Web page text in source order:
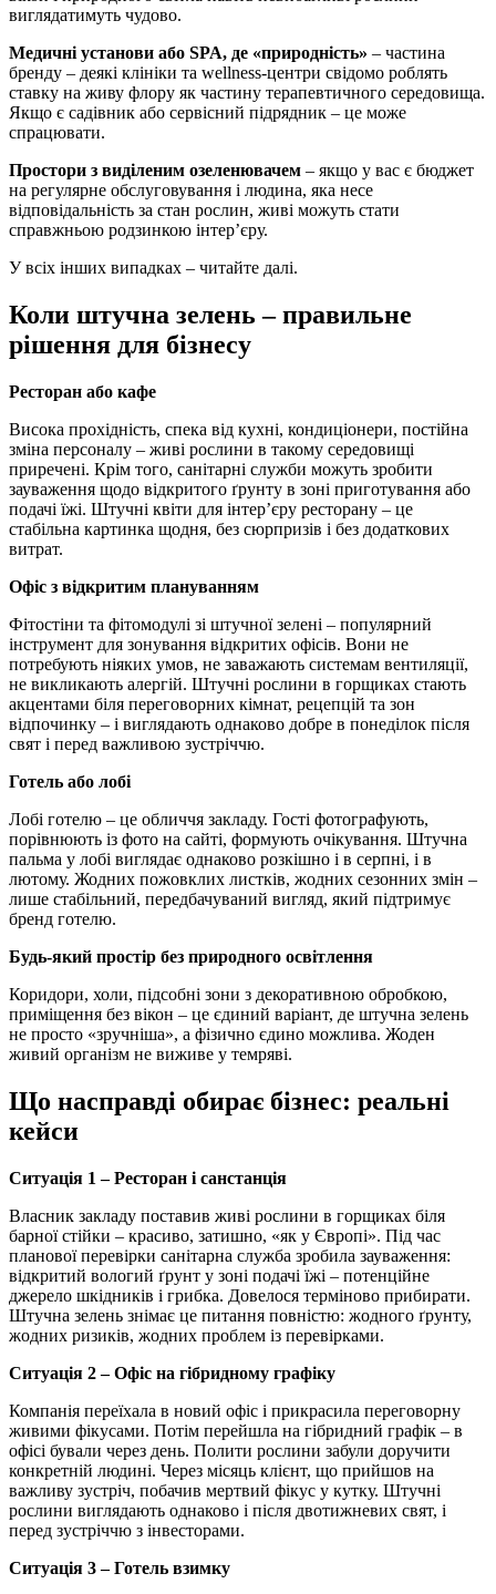
виглядатимуть чудово.
Медичні установи або SPA, де «природність» – частина
бренду – деякі клініки та wellness-центри свідомо роблять
ставку на живу флору як частину терапевтичного середовища.
Якщо є садівник або сервісний підрядник – це може
спрацювати.
Простори з виділеним озеленювачем – якщо у вас є бюджет
на регулярне обслуговування і людина, яка несе
відповідальність за стан рослин, живі можуть стати
справжньою родзинкою інтер’єру.
У всіх інших випадках – читайте далі.
Коли штучна зелень – правильне
рішення для бізнесу
Ресторан або кафе
Висока прохідність, спека від кухні, кондиціонери, постійна
зміна персоналу – живі рослини в такому середовищі
приречені. Крім того, санітарні служби можуть зробити
зауваження щодо відкритого ґрунту в зоні приготування або
подачі їжі. Штучні квіти для інтер’єру ресторану – це
стабільна картинка щодня, без сюрпризів і без додаткових
витрат.
Офіс з відкритим плануванням
Фітостіни та фітомодулі зі штучної зелені – популярний
інструмент для зонування відкритих офісів. Вони не
потребують ніяких умов, не заважають системам вентиляції,
не викликають алергій. Штучні рослини в горщиках стають
акцентами біля переговорних кімнат, рецепцій та зон
відпочинку – і виглядають однаково добре в понеділок після
свят і перед важливою зустріччю.
Готель або лобі
Лобі готелю – це обличчя закладу. Гості фотографують,
порівнюють із фото на сайті, формують очікування. Штучна
пальма у лобі виглядає однаково розкішно і в серпні, і в
лютому. Жодних пожовклих листків, жодних сезонних змін –
лише стабільний, передбачуваний вигляд, який підтримує
бренд готелю.
Будь-який простір без природного освітлення
Коридори, холи, підсобні зони з декоративною обробкою,
приміщення без вікон – це єдиний варіант, де штучна зелень
не просто «зручніша», а фізично єдино можлива. Жоден
живий організм не виживе у темряві.
Що насправді обирає бізнес: реальні
кейси
Ситуація 1 – Ресторан і санстанція
Власник закладу поставив живі рослини в горщиках біля
барної стійки – красиво, затишно, «як у Європі». Під час
планової перевірки санітарна служба зробила зауваження:
відкритий вологий ґрунт у зоні подачі їжі – потенційне
джерело шкідників і грибка. Довелося терміново прибирати.
Штучна зелень знімає це питання повністю: жодного ґрунту,
жодних ризиків, жодних проблем із перевірками.
Ситуація 2 – Офіс на гібридному графіку
Компанія переїхала в новий офіс і прикрасила переговорну
живими фікусами. Потім перейшла на гібридний графік – в
офісі бували через день. Полити рослини забули доручити
конкретній людині. Через місяць клієнт, що прийшов на
важливу зустріч, побачив мертвий фікус у кутку. Штучні
рослини виглядають однаково і після двотижневих свят, і
перед зустріччю з інвесторами.
Ситуація 3 – Готель взимку